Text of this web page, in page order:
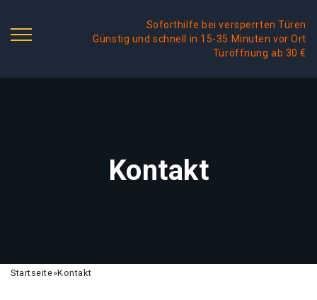
Soforthilfe bei versperrten Türen
Günstig und schnell in 15-35 Minuten vor Ort
Türöffnung ab 30 €
Kontakt
Startseite»Kontakt